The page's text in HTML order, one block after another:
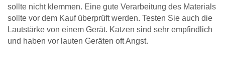
sollte nicht klemmen. Eine gute Verarbeitung des Materials
sollte vor dem Kauf überprüft werden. Testen Sie auch die
Lautstärke von einem Gerät. Katzen sind sehr empfindlich
und haben vor lauten Geräten oft Angst.